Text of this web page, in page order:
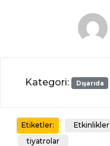
Kategori: Dışarıda
Etiketler: Etkinlikler
tiyatrolar